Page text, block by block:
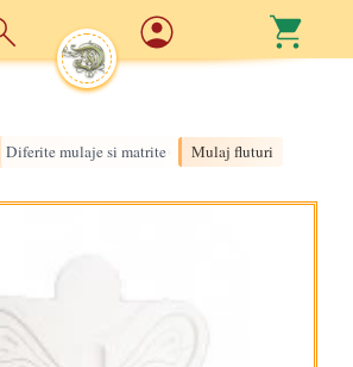
Diferite mulaje si matrite Mulaj fluturi